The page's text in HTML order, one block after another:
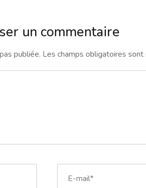
un commentaire
publiée. Les champs obligatoires sont